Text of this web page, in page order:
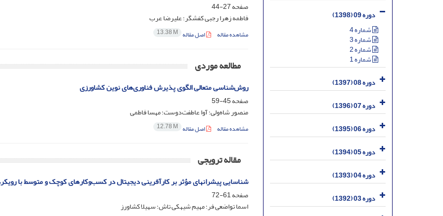
صفحه27-44
فاطمه زهرا رجبی کفشگر؛ علیرضا عرب
مشاهده مقاله اصل مقاله 13.38 M
مطالعه موردی
روش‌شناسی متعالی الگوی پذیرش فناوری‌های نوین کشاورزی
صفحه45-59
منصور شاه‌ولی؛ آوا عاطفت‌دوست؛ مهسا فاطمی
مشاهده مقاله اصل مقاله 12.78 M
مقاله ترویجی
شناسایی پیشران‏‎های مؤثر بر کارآفرینی دیجیتال در کسب‌وکارهای کوچک و متوسط با رویکرد فراترکیب
صفحه61-72
اسما تواضعی فر؛ مهیم شیهکی تاش؛ سهیلا کشاورز
دوره 09 (1398)
شماره 4
شماره 3
شماره 2
شماره 1
دوره 08 (1397)
دوره 07 (1396)
دوره 06 (1395)
دوره 05 (1394)
دوره 04 (1393)
دوره 03 (1392)